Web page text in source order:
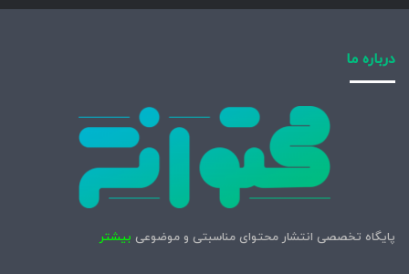
درباره ما
پایگاه تخصصی انتشار محتوای مناسبتی و موضوعی بیشتر